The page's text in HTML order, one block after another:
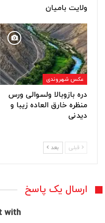
ولایت بامیان
عکس شهروندی
دره بازوبالا ولسوالی ورس
منظره خارق العاده زیبا و
دیدنی
قبلی بعد
ارسال یک پاسخ
with: